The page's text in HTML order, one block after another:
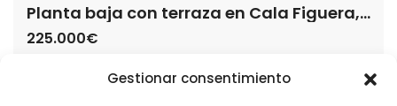
Gestionar consentimiento
Planta baja con terraza en Cala Figuera, Santanyí
225.000€
Villas y Fincas Mallorca